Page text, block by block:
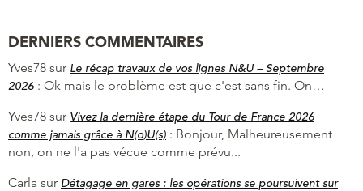
DERNIERS COMMENTAIRES
Yves78 sur Le récap travaux de vos lignes N&U – Septembre
2026 : Ok mais le problème est que c'est sans fin. On…
Yves78 sur Vivez la dernière étape du Tour de France 2026
comme jamais grâce à N(o)U(s) : Bonjour, Malheureusement
non, on ne l'a pas vécue comme prévu...
Carla sur Détagage en gares : les opérations se poursuivent sur